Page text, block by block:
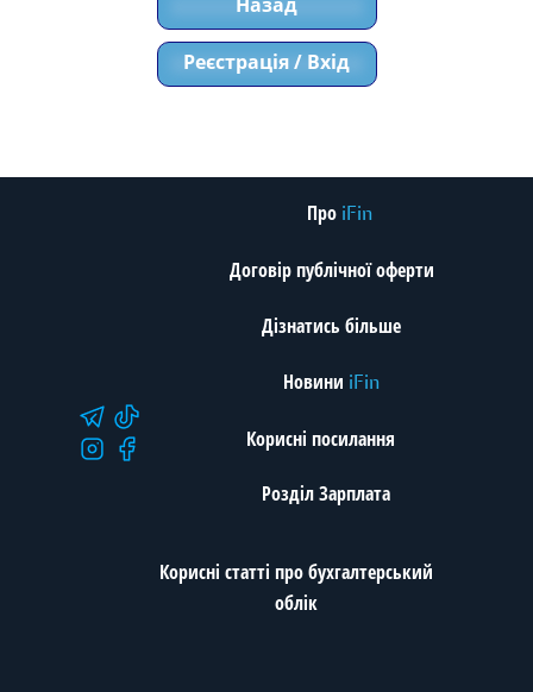
Реєстрація / Вхід
Про iFin
Договір публічної оферти
Дізнатись більше
Новини iFin
Корисні посилання
Розділ Зарплата
Корисні статті про бухгалтерський
облік